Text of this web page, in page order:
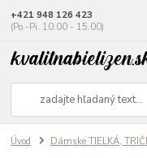
+421 948 126 423
(Po.-Pi. 10.00 - 15.00)
Úvod Dámske TIELKÁ,